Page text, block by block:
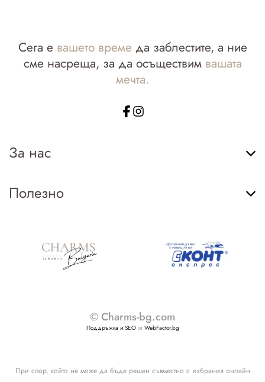
Сега е вашето време да заблестите, а ние
сме насреща, за да осъществим вашата
мечта.
За нас
Полезно
© Charms-bg.com
Поддръжка и SEOот WebFactor.bg
При спор, който не може да бъде решен съвместно с избрания онлайн